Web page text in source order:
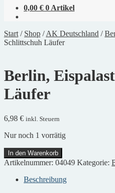
0,00 € 0 Artikel
Start / Shop /AK Deutschland /
Schlittschuh Läufer
Berlin,
Läufer
6,98 € inkl. Steuern
Nur noch 1 vorrätig
Berlin,
Eispalast,
Läufer
In den Warenkorb
Artikelnummer: 04049 Kategorie:
Beschreibung